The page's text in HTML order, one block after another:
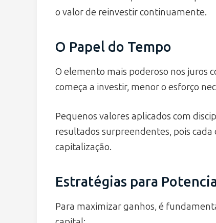
o valor de reinvestir continuamente.
O Papel do Tempo
O elemento mais poderoso nos juros
começa a investir, menor o esforço
Pequenos valores aplicados com
resultados surpreendentes, pois
capitalização.
Estratégias para
Para maximizar ganhos, é